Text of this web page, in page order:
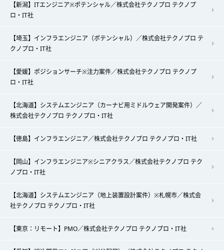
【新潟】ITエンジニア※ポテンシャル／株式会社テクノプロ テクノプ
ロ・IT社
【埼玉】インフラエンジニア（ポテンシャル）／株式会社テクノプロ テ
クノプロ・IT社
【愛媛】ポジションサーチ※注力案件／株式会社テクノプロ テクノプ
ロ・IT社
【北海道】システムエンジニア（カーナビ用ミドルウェア開発案件）／
株式会社テクノプロ テクノプロ・IT社
【徳島】インフラエンジニア／株式会社テクノプロ テクノプロ・IT社
【岡山】インフラエンジニア※シニアクラス／株式会社テクノプロ テク
ノプロ・IT社
【北海道】システムエンジニア（地上装置設計案件）※札幌市／株式会
社テクノプロ テクノプロ・IT社
【東京：リモート】PMO／株式会社テクノプロ テクノプロ・IT社